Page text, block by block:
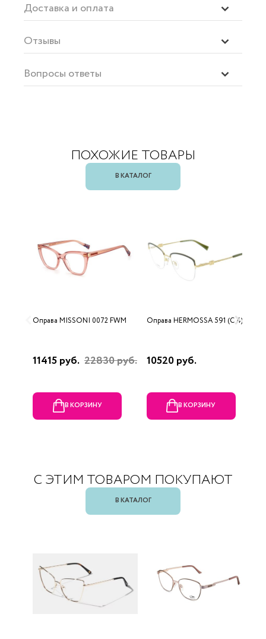
Доставка и оплата
Отзывы
Вопросы ответы
ПОХОЖИЕ ТОВАРЫ
В КАТАЛОГ
Оправа MISSONI 0072 FWM
11415 руб. 22830 руб.
В КОРЗИНУ
Оправа HERMOSSA 591 (C 4)
10520 руб.
В КОРЗИНУ
С ЭТИМ ТОВАРОМ ПОКУПАЮТ
В КАТАЛОГ